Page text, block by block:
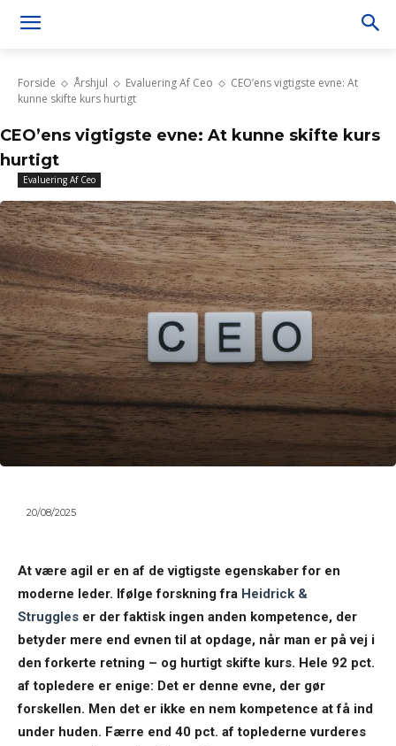
Forside Årshjul Evaluering Af Ceo
CEO’ens vigtigste evne: At
kunne skifte kurs hurtigt
CEO’ens vigtigste evne: At kunne skifte kurs
hurtigt
Evaluering Af Ceo
20/08/2025
At være agil er en af de vigtigste egenskaber for en
moderne leder. Ifølge forskning fra Heidrick &
Struggles er der faktisk ingen anden kompetence, der
betyder mere end evnen til at opdage, når man er på vej i
den forkerte retning – og hurtigt skifte kurs. Hele 92 pct.
af topledere er enige: Det er denne evne, der gør
forskellen. Men det er ikke en nem kompetence at få ind
under huden. Færre end 40 pct. af toplederne vurderes